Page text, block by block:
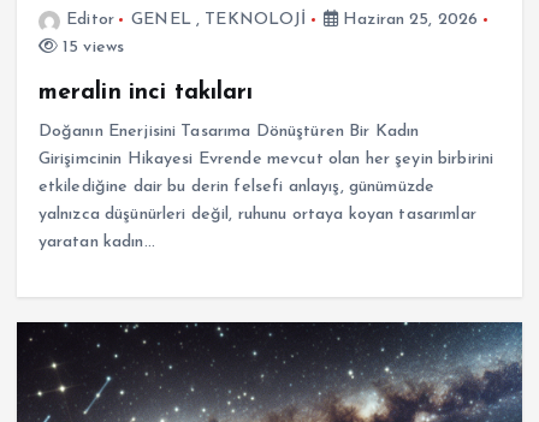
Editor GENEL, TEKNOLOJİ
Haziran 25, 2026
15 views
meralin inci takıları
Doğanın Enerjisini Tasarıma Dönüştüren Bir Kadın
Girişimcinin Hikayesi Evrende mevcut olan her şeyin birbirini
etkilediğine dair bu derin felsefi anlayış, günümüzde
yalnızca düşünürleri değil, ruhunu ortaya koyan tasarımlar
yaratan kadın…